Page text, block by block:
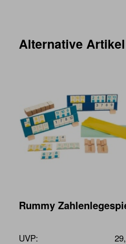
Alternative Artikel
Rummy
UVP: